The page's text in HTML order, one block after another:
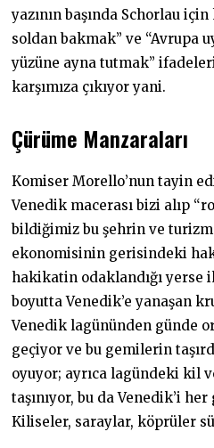
yazının başında Schorlau
soldan bakmak” ve “Avrupa
yüzüne ayna tutmak”
karşımıza çıkıyor yani.
Çürüme Manzaraları
Komiser Morello’nun tayin
Venedik macerası bizi alıp
bildiğimiz bu şehrin ve
ekonomisinin gerisindeki
hakikatin odaklandığı yerse
boyutta Venedik’e yanaşan
Venedik lagününden günde
geçiyor ve bu gemilerin
oyuyor; ayrıca lagündeki kil
taşınıyor, bu da Venedik’i
Kiliseler, saraylar, köprüler